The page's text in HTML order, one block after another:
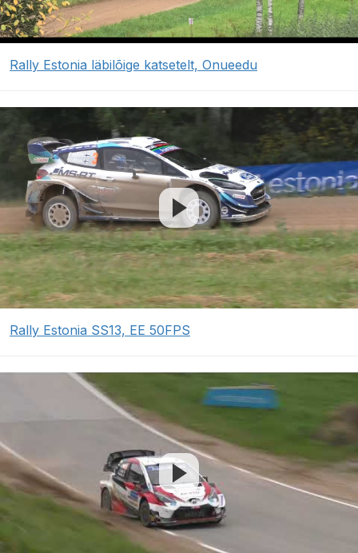
Rally Estonia läbilõige katsetelt, Onueedu
Rally Estonia SS13, EE 50FPS